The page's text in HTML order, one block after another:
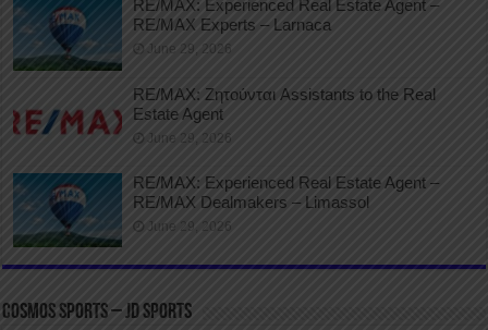
RE/MAX: Experienced Real Estate Agent –
RE/MAX Experts – Larnaca
June 29, 2026
RE/MAX: Ζητούνται Assistants to the Real
Estate Agent
June 29, 2026
RE/MAX: Experienced Real Estate Agent –
RE/MAX Dealmakers – Limassol
June 29, 2026
COSMOS SPORTS – JD SPORTS